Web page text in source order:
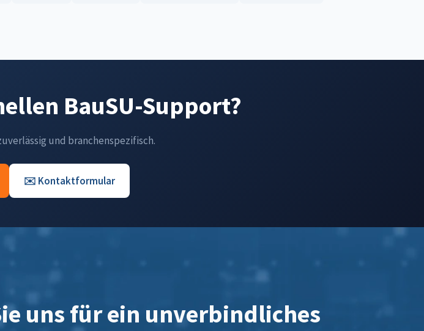
BauSU-Support?
und branchenspezifisch.
✉️ Kontaktformular
uns für ein unverbindliches